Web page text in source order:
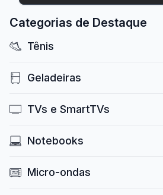
Categorias de Destaque
Tênis
Geladeiras
TVs e SmartTVs
Notebooks
Micro-ondas